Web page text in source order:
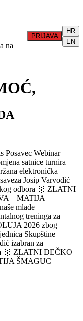
na
PRIJAVA
HR
EN
Posavec Webinar
satnice turnira
elektronička
Josip Varvodić
odbora 🥇 ZLATNI
– MATIJA
mlade
treninga za
2026 zbog
Skupštine
izabran za
🥇 ZLATNI DEČKO
ŠMAGUC